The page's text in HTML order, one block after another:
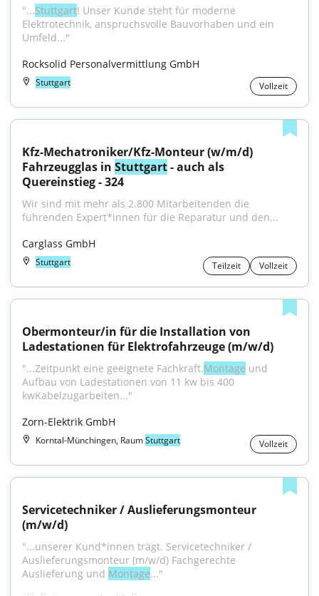
"...Stuttgart! Unser Kunde steht für moderne
Elektrotechnik, anspruchsvolle Bauvorhaben und ein
Umfeld..."
Rocksolid Personalvermittlung GmbH
Stuttgart Vollzeit
Kfz-Mechatroniker/Kfz-Monteur (w/m/d)
Fahrzeugglas in Stuttgart - auch als
Quereinstieg - 324
Wir sind mit mehr als 2.800 Mitarbeitenden die
führenden Expert*innen für die Reparatur und den...
Carglass GmbH
Stuttgart Teilzeit Vollzeit
Obermonteur/in für die Installation von
Ladestationen für Elektrofahrzeuge (m/w/d)
"...Zeitpunkt eine geeignete Fachkraft.Montage und
Aufbau von Ladestationen von 11 kw bis 400
kwKabelzugarbeiten..."
Zorn-Elektrik GmbH
Korntal-Münchingen, RaumStuttgart Vollzeit
Servicetechniker / Auslieferungsmonteur
(m/w/d)
"...unserer Kund*innen trägt. Servicetechniker /
Auslieferungsmonteur (m/w/d) Fachgerechte
Auslieferung und Montage..."